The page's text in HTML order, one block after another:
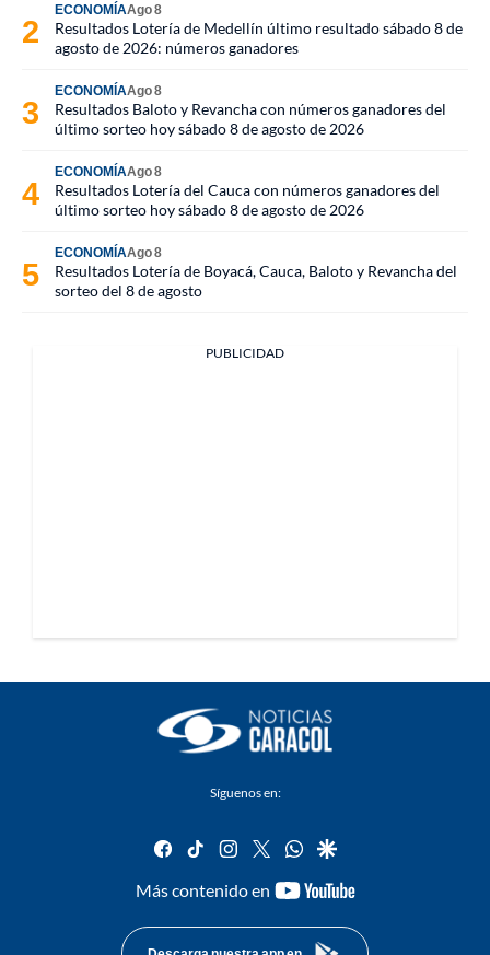
ECONOMÍAAgo 8
Resultados Lotería de Medellín último resultado sábado 8 de
agosto de 2026: números ganadores
ECONOMÍAAgo 8
Resultados Baloto y Revancha con números ganadores del
último sorteo hoy sábado 8 de agosto de 2026
ECONOMÍAAgo 8
Resultados Lotería del Cauca con números ganadores del
último sorteo hoy sábado 8 de agosto de 2026
ECONOMÍAAgo 8
Resultados Lotería de Boyacá, Cauca, Baloto y Revancha del
sorteo del 8 de agosto
PUBLICIDAD
Síguenos en:
facebook
tiktok instagram
twitterwhatsapp
google
Más contenido en
youtube-